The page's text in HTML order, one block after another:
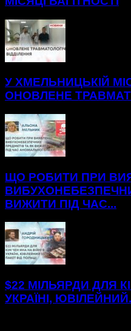
У ХМЕЛЬНИЦЬКІЙ
ОНОВЛЕНЕ
ЩО РОБИТИ ПРИ
ВИЖИТИ ПІД ЧАС...
$22 МІЛЬЯРДИ ДЛЯ
УКРАЇНІ,